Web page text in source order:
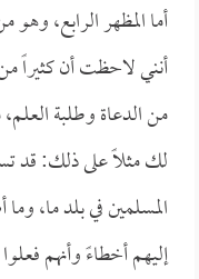
أما المظهر الرابع،
أنني لاحظت أن كثيراً
من الدعاة وطلبة
لك مثلاً على ذلك: قد
المسلمين في بلد ما،
إليهم أخطاءً وأنهم